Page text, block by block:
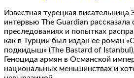
Известная турецкая
интервью The Guardian
преследованиях и попытках
как в Турции был издан ее роман
подкидыш» (The Bastard of
Геноцида армян в Османской
национальных меньшинствах и